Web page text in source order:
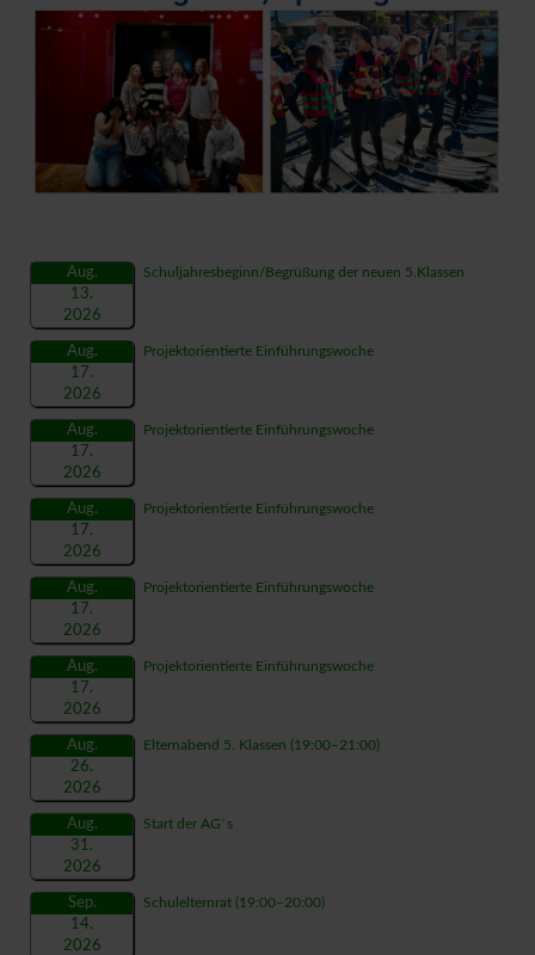
Aug.
13.
2026
Schuljahresbeginn/Begrüßung der neuen 5.Klassen
Aug.
17.
2026
Projektorientierte Einführungswoche
Aug.
17.
2026
Projektorientierte Einführungswoche
Aug.
17.
2026
Projektorientierte Einführungswoche
Aug.
17.
2026
Projektorientierte Einführungswoche
Aug.
17.
2026
Projektorientierte Einführungswoche
Aug.
26.
2026
Elternabend 5. Klassen(19:00–21:00)
Aug.
31.
2026
Start der AG`s
Sep.
14.
2026
Schulelternrat(19:00–20:00)